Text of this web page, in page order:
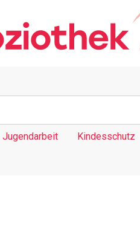
Jugendarbeit Kindesschutz